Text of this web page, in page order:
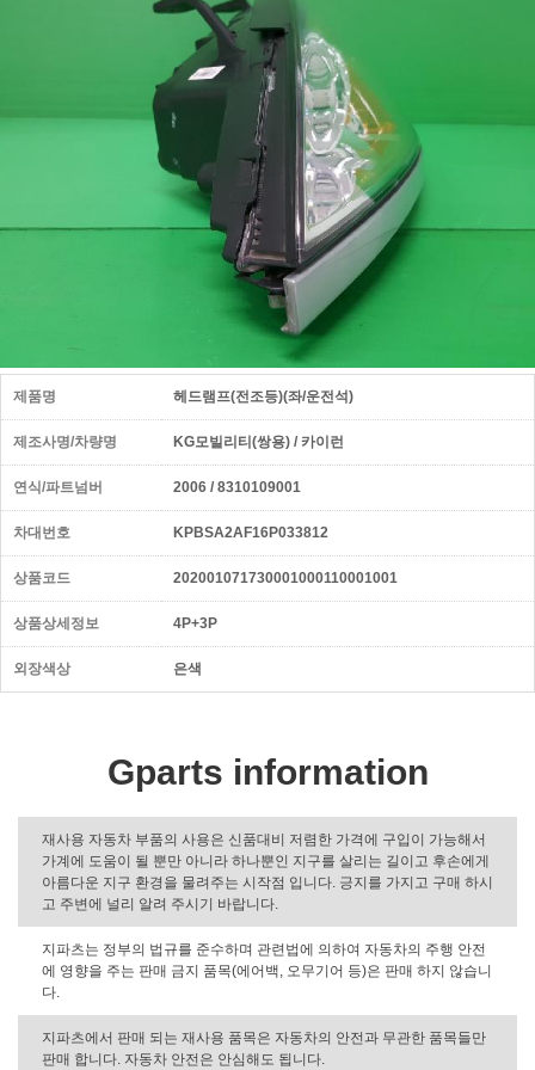
제품명 헤드램프(전조등)(좌/운전석)
제조사명/차량명 KG모빌리티(쌍용) / 카이런
연식/파트넘버 2006 / 8310109001
차대번호 KPBSA2AF16P033812
상품코드 202001071730001000110001001
상품상세정보 4P+3P
외장색상 은색
Gparts information
재사용 자동차 부품의 사용은 신품대비 저렴한 가격에 구입이 가능해서
가계에 도움이 될 뿐만 아니라 하나뿐인 지구를 살리는 길이고 후손에게
아름다운 지구 환경을 물려주는 시작점 입니다. 긍지를 가지고 구매 하시
고 주변에 널리 알려 주시기 바랍니다.
지파츠는 정부의 법규를 준수하며 관련법에 의하여 자동차의 주행 안전
에 영향을 주는 판매 금지 품목(에어백, 오무기어 등)은 판매 하지 않습니
다.
지파츠에서 판매 되는 재사용 품목은 자동차의 안전과 무관한 품목들만
판매 합니다. 자동차 안전은 안심해도 됩니다.